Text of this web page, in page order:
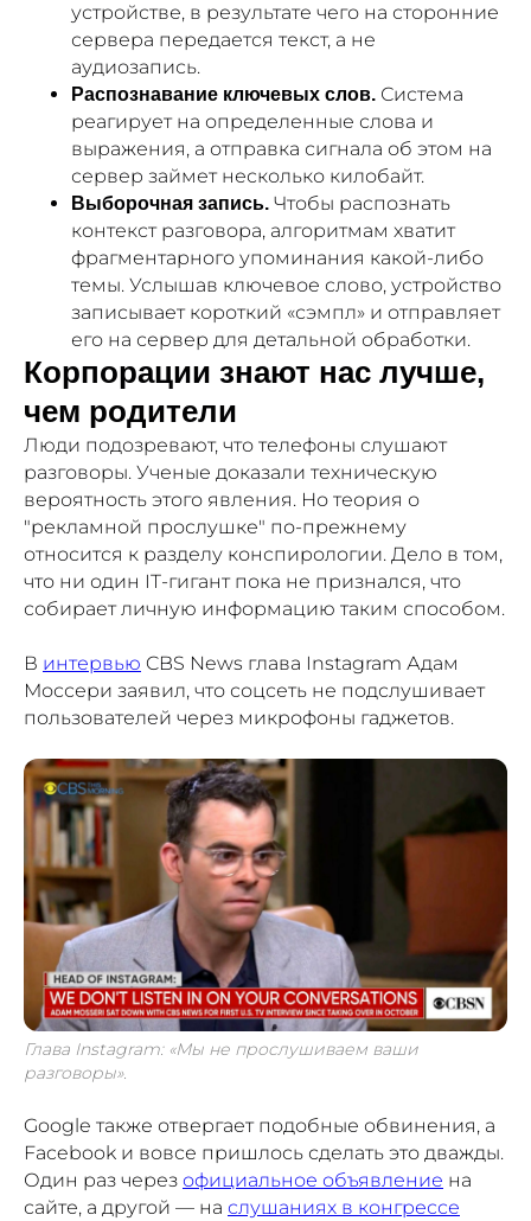
устройстве, в результате чего на сторонние
сервера передается текст, а не
аудиозапись.
Распознавание ключевых слов. Система
реагирует на определенные слова и
выражения, а отправка сигнала об этом на
сервер займет несколько килобайт.
Выборочная запись. Чтобы распознать
контекст разговора, алгоритмам хватит
фрагментарного упоминания какой-либо
темы. Услышав ключевое слово, устройство
записывает короткий «сэмпл» и отправляет
его на сервер для детальной обработки.
Корпорации знают нас лучше,
чем родители
Люди подозревают, что телефоны слушают
разговоры. Ученые доказали техническую
вероятность этого явления. Но теория о
"рекламной прослушке" по-прежнему
относится к разделу конспирологии. Дело в том,
что ни один IT-гигант пока не признался, что
собирает личную информацию таким способом.
В интервью CBS News глава Instagram Адам
Моссери заявил, что соцсеть не подслушивает
пользователей через микрофоны гаджетов.
Глава Instagram: «Мы не прослушиваем ваши
разговоры».
Google также отвергает подобные обвинения, а
Facebook и вовсе пришлось сделать это дважды.
Один раз через официальное объявление на
сайте, а другой — на слушаниях в конгрессе